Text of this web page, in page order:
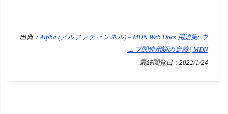
出典： Alpha (アルファチャンネル) – MDN Web Docs 用語集: ウ
ェブ関連用語の定義 | MDN
最終閲覧日：2022/1/24